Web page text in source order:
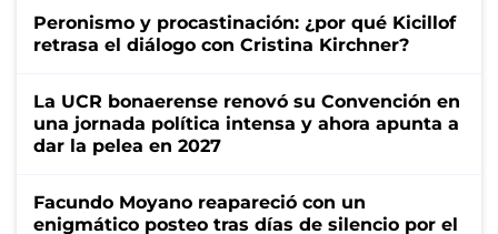
Peronismo y procastinación: ¿por qué Kicillof
retrasa el diálogo con Cristina Kirchner?
La UCR bonaerense renovó su Convención en
una jornada política intensa y ahora apunta a
dar la pelea en 2027
Facundo Moyano reapareció con un
enigmático posteo tras días de silencio por el